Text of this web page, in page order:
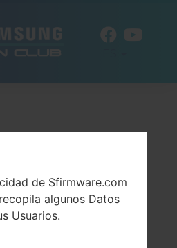
de Sfirmware.com
algunos Datos
Usuarios.